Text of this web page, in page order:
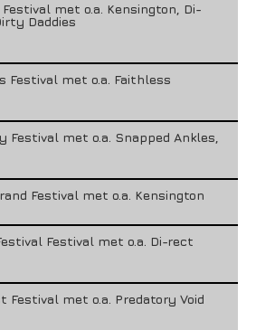
Festival met o.a. Kensington, Di-
Daddies
Festival met o.a. Faithless
Festival met o.a. Snapped Ankles,
Festival met o.a. Kensington
Festival met o.a. Di-rect
Festival met o.a. Predatory Void